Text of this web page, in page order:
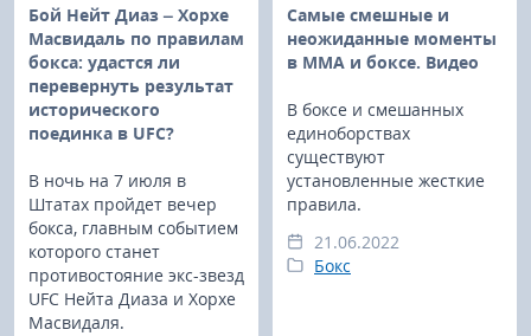
Бой Нейт Диаз – Хорхе
Масвидаль по правилам
бокса: удастся ли
перевернуть результат
исторического
поединка в UFC?
В ночь на 7 июля в
Штатах пройдет вечер
бокса, главным событием
которого станет
противостояние экс-звезд
UFC Нейта Диаза и Хорхе
Масвидаля.
Самые смешные и
неожиданные моменты
в ММА и боксе. Видео
В боксе и смешанных
единоборствах
существуют
установленные жесткие
правила.
21.06.2022
Бокс
UFC и MMA
Муай тай